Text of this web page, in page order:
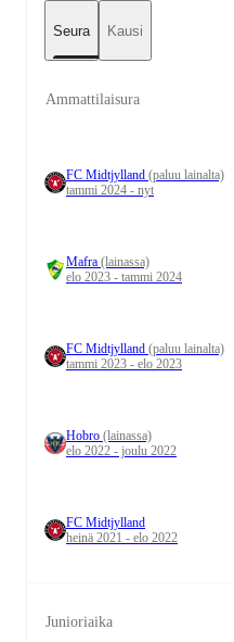
Seura Kausi
Ammattilaisura
FC Midtjylland (paluu lainalta)
tammi 2024 - nyt
Mafra (lainassa)
elo 2023 - tammi 2024
FC Midtjylland (paluu lainalta)
tammi 2023 - elo 2023
Hobro (lainassa)
elo 2022 - joulu 2022
FC Midtjylland
heinä 2021 - elo 2022
Junioriaika